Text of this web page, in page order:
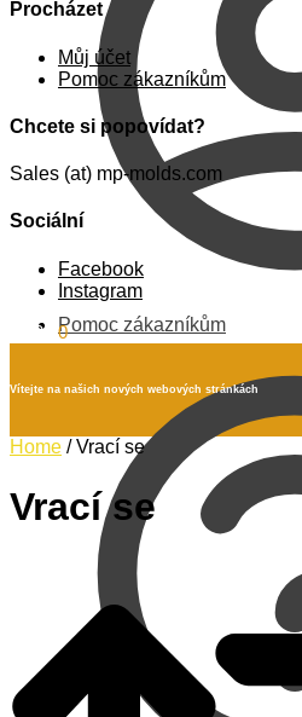
Pomoc zákazníkům
Procházet
Můj účet
Pomoc zákazníkům
Chcete si popovídat?
Sales (at) mp-molds.com
Sociální
Facebook
Instagram
0.00$ 0
Vítejte na našich nových webových stránkách
Home /Vrací se
Vrací se